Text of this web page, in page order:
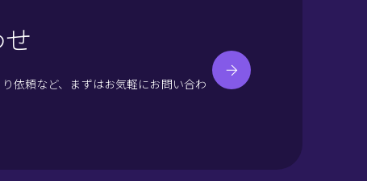
依頼など、まずはお気軽にお問い合わ